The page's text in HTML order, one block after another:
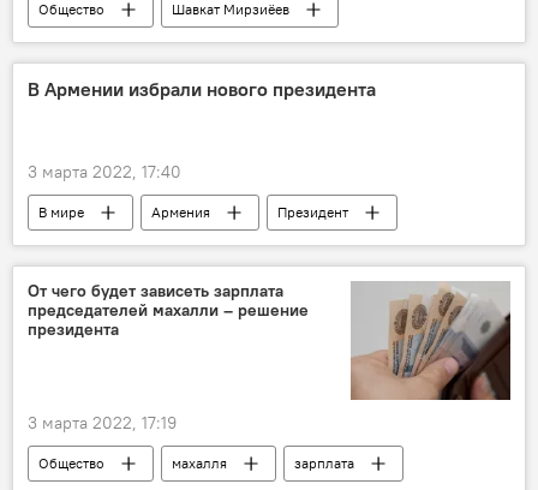
Общество
Шавкат Мирзиёев
Касым-Жомарт Токаев
В Армении избрали нового президента
3 марта 2022, 17:40
В мире Армения
Президент
выборы
От чего будет зависеть зарплата
председателей махалли – решение
президента
3 марта 2022, 17:19
Общество махалля зарплата